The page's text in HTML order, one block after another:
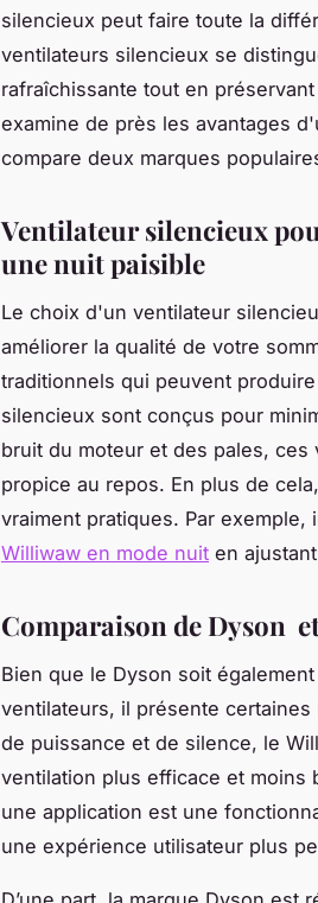
silencieux peut faire toute la
ventilateurs silencieux se
rafraîchissante tout en
examine de près les avantages
compare deux marques
Ventilateur silencieux
une nuit paisible
Le choix d'un ventilateur
améliorer la qualité de votre
traditionnels qui peuvent
silencieux sont conçus pour
bruit du moteur et des pales,
propice au repos. En plus de
vraiment pratiques. Par exemple,
Williwaw en mode nuit en
Comparaison de Dyson
Bien que le Dyson soit
ventilateurs, il présente certaines
de puissance et de silence, le
ventilation plus efficace et moins
une application est une
une expérience utilisateur plus